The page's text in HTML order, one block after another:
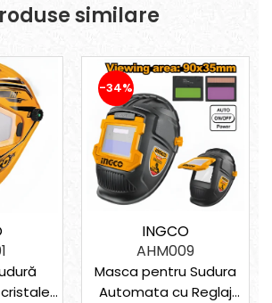
similare
-34%
INGCO
AHM009
Masca pentru Sudura
Automata cu Reglaj